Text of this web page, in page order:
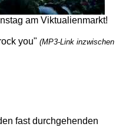
am Viktualienmarkt!
you" (MP3-Link inzwischen
fast durchgehenden